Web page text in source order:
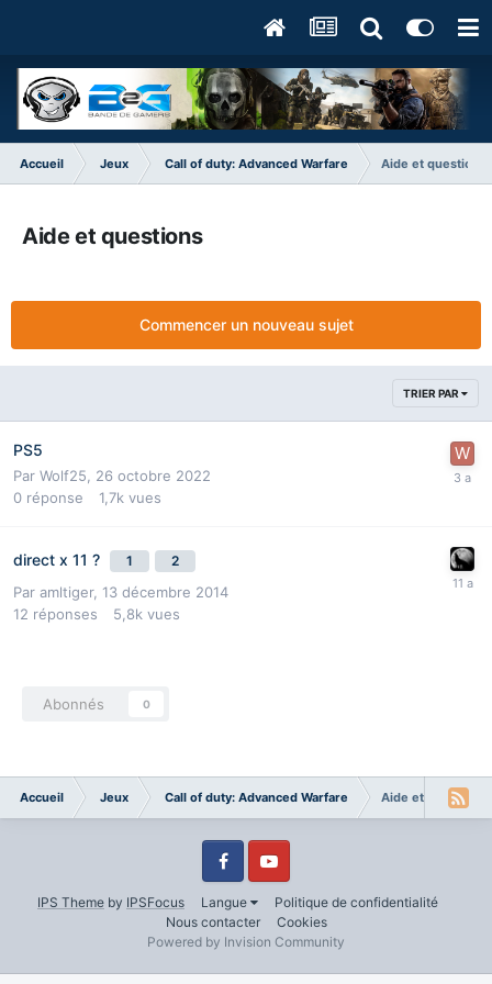
Accueil Jeux Call of duty: Advanced Warfare Aide et questions
Aide et questions
Commencer un nouveau sujet
TRIER PAR
PS5
Par Wolf25
26 octobre 2022
0 réponse 1,7k vues
direct x 11 ? 1 2
Par amltiger, 13 décembre 2014
12 réponses 5,8k vues
Abonnés 0
Accueil Jeux Call of duty: Advanced Warfare Aide et questions
IPS Theme by IPSFocus Langue
Politique de confidentialité
Nous contacter
Cookies
FacebookYoutube
Powered by Invision Community